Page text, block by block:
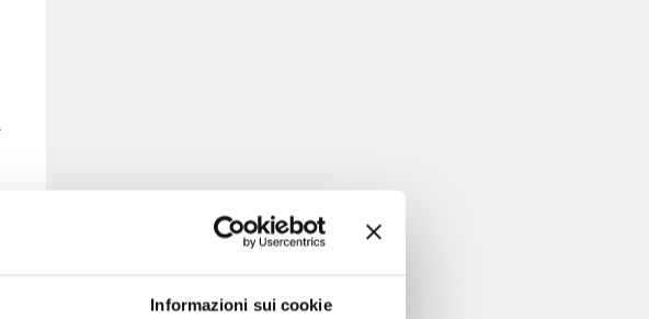
Informazioni sui cookie